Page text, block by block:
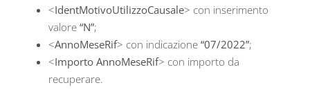
<IdentMotivoUtilizzoCausale> con inserimento
valore “N”;
<AnnoMeseRif> con indicazione “07/2022”;
<Importo AnnoMeseRif> con importo da
recuperare.